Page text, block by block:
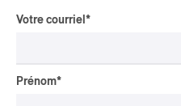
Votre courriel *
Prénom*